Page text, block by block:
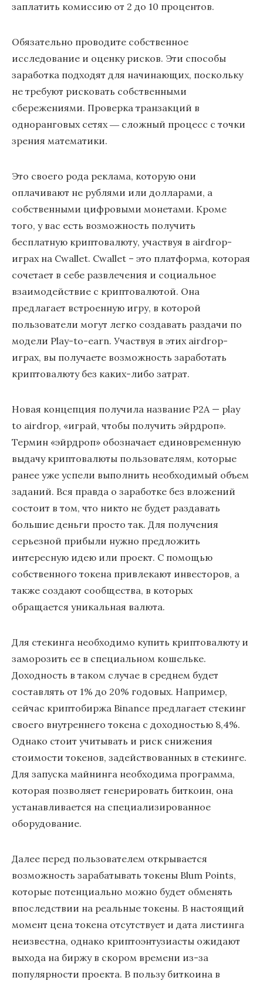
заплатить комиссию от 2 до 10 процентов.
Обязательно проводите собственное
исследование и оценку рисков. Эти способы
заработка подходят для начинающих, поскольку
не требуют рисковать собственными
сбережениями. Проверка транзакций в
одноранговых сетях ― сложный процесс с точки
зрения математики.
Это своего рода реклама, которую они
оплачивают не рублями или долларами, а
собственными цифровыми монетами. Кроме
того, у вас есть возможность получить
бесплатную криптовалюту, участвуя в airdrop-
играх на Cwallet. Cwallet – это платформа, которая
сочетает в себе развлечения и социальное
взаимодействие с криптовалютой. Она
предлагает встроенную игру, в которой
пользователи могут легко создавать раздачи по
модели Play-to-earn. Участвуя в этих airdrop-
играх, вы получаете возможность заработать
криптовалюту без каких-либо затрат.
Новая концепция получила название P2A — play
to airdrop, «играй, чтобы получить эйрдроп».
Термин «эйрдроп» обозначает единовременную
выдачу криптовалюты пользователям, которые
ранее уже успели выполнить необходимый объем
заданий. Вся правда о заработке без вложений
состоит в том, что никто не будет раздавать
большие деньги просто так. Для получения
серьезной прибыли нужно предложить
интересную идею или проект. С помощью
собственного токена привлекают инвесторов, а
также создают сообщества, в которых
обращается уникальная валюта.
Для стекинга необходимо купить криптовалюту и
заморозить ее в специальном кошельке.
Доходность в таком случае в среднем будет
составлять от 1% до 20% годовых. Например,
сейчас криптобиржа Binance предлагает стекинг
своего внутреннего токена с доходностью 8,4%.
Однако стоит учитывать и риск снижения
стоимости токенов, задействованных в стекинге.
Для запуска майнинга необходима программа,
которая позволяет генерировать биткоин, она
устанавливается на специализированное
оборудование.
Далее перед пользователем открывается
возможность зарабатывать токены Blum Points,
которые потенциально можно будет обменять
впоследствии на реальные токены. В настоящий
момент цена токена отсутствует и дата листинга
неизвестна, однако криптоэнтузиасты ожидают
выхода на биржу в скором времени из-за
популярности проекта. В пользу биткоина в